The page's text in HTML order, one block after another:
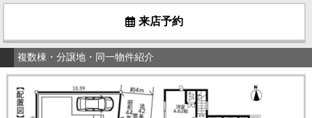
来店予約
複数棟・分譲地・同一物件紹介